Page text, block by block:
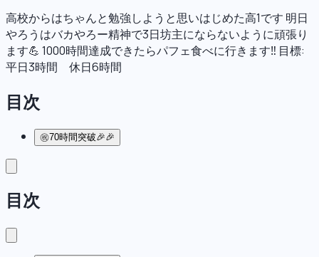
高校からはちゃんと勉強しようと思いはじめた高1です 明日
やろうはバカやろー精神で3日坊主にならないように頑張り
ます💪 1000時間達成できたらパフェ食べに行きます‼︎ 目標:
平日3時間 休日6時間
目次
㊗️70時間突破🎉🎉
目次